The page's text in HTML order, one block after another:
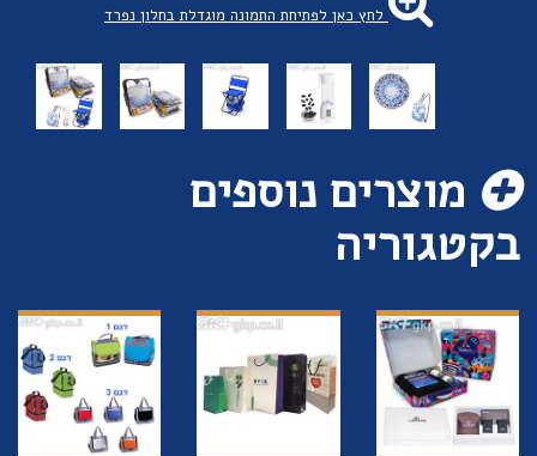
לחץ כאן לפתיחת התמונה מוגדלת בחלון נפרד
מוצרים נוספים
בקטגוריה